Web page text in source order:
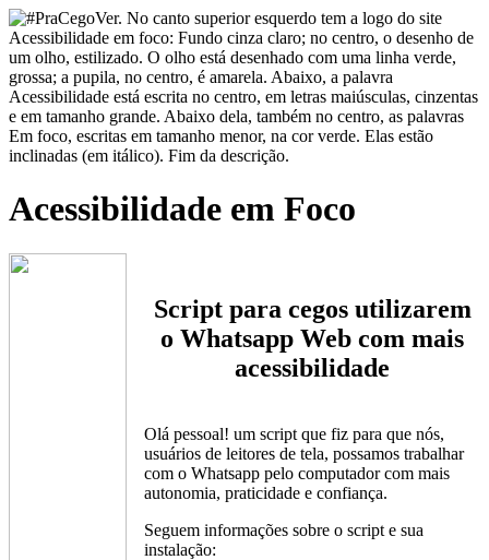
Acessibilidade em Foco
Script para cegos utilizarem
o Whatsapp Web com mais
acessibilidade
Olá pessoal! um script que fiz para que nós,
usuários de leitores de tela, possamos trabalhar
com o Whatsapp pelo computador com mais
autonomia, praticidade e confiança.
Seguem informações sobre o script e sua
instalação: